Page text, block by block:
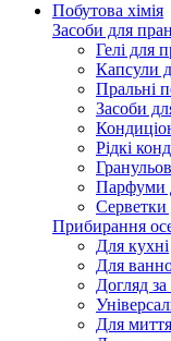
Побутова хімія
Засоби для
Гелі для
Капсули
Пральні
Засоби
Рідкі
Парфуми
Прибирання
Для кухні
Для
Догляд
Для